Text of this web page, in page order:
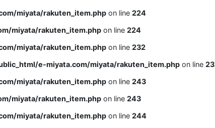
miyata/rakuten_item.php on line 224
miyata/rakuten_item.php on line 224
miyata/rakuten_item.php on line 232
e-miyata.com/miyata/rakuten_item.php on line
miyata/rakuten_item.php on line 243
miyata/rakuten_item.php on line 243
miyata/rakuten_item.php on line 244